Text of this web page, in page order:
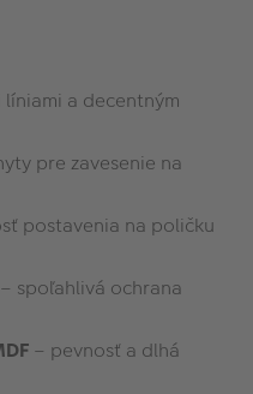
líniami a decentným
pre zavesenie na
postavenia na poličku
– spoľahlivá ochrana
– pevnosť a dlhá